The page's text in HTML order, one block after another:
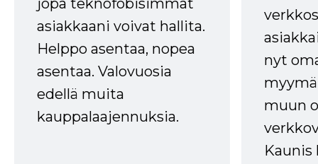
asiakkaani voivat hallita.
Helppo asentaa, nopea
asentaa. Valovuosia
edellä muita
kauppalaajennuksia.
nyt
muun
Kaunis